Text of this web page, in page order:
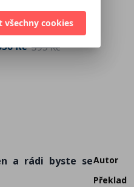
Berrensonová
Kč 395 Kč
a rádi byste seAutor
Překlad
všechny cookies